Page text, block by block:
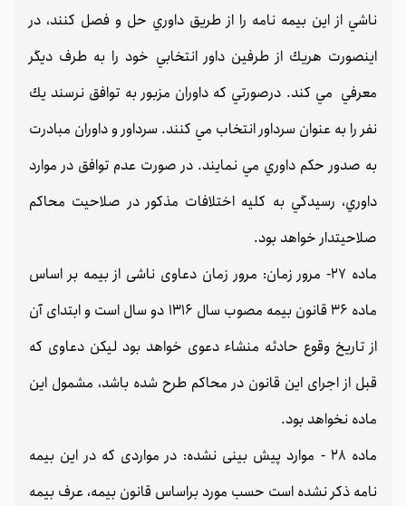
ناشي از اين بيمه نامه را از طريق داوري حل و فصل كنند، در
اينصورت هريك از طرفين داور انتخابي خود را به طرف ديگر
معرفي مي كند. درصورتي كه داوران مزبور به توافق نرسند يك
نفر را به عنوان سرداور انتخاب مي كنند. سرداور و داوران مبادرت
به صدور حكم داوري مي نمايند. در صورت عدم توافق در موارد
داوري، رسيدگي به كليه اختلافات مذكور در صلاحيت محاكم
صلاحيتدار خواهد بود.
ماده 27- مرور زمان: مرور زمان دعاوی ناشی از بیمه بر اساس
ماده 36 قانون بیمه مصوب سال 1316 دو سال است و ابتدای آن
از تاریخ وقوع حادثه منشاء دعوی خواهد بود لیکن دعاوی که
قبل از اجرای این قانون در محاکم طرح شده باشد، مشمول این
ماده نخواهد بود.
ماده 28 - موارد پیش بینی نشده: در مواردی که در این بیمه
نامه ذکر نشده است حسب مورد براساس قانون بیمه، عرف بیمه